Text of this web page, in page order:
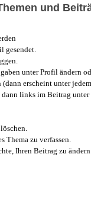
und
gesendet.
unter Profil ändern
erscheint unter
links im Beitrag unter
zu verfassen.
Ihren Beitrag zu